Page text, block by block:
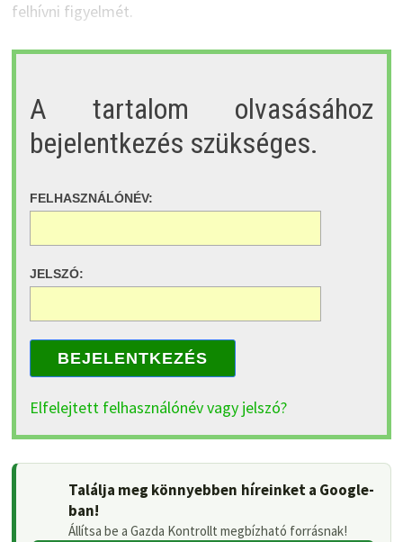
felhívni figyelmét.
A tartalom olvasásához
bejelentkezés szükséges.
FELHASZNÁLÓNÉV:
JELSZÓ:
BEJELENTKEZÉS
Elfelejtett felhasználónév vagy jelszó?
Találja meg könnyebben híreinket a Google-
ban!
Állítsa be a Gazda Kontrollt megbízható forrásnak!